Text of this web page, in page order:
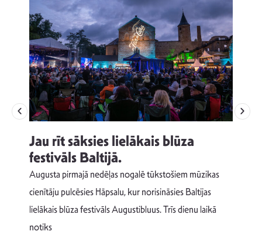
Jau rīt sāksies lielākais blūza
festivāls Baltijā.
Augusta pirmajā nedēļas nogalē tūkstošiem mūzikas
cienītāju pulcēsies Hāpsalu, kur norisināsies Baltijas
lielākais blūza festivāls Augustibluus. Trīs dienu laikā
notiks